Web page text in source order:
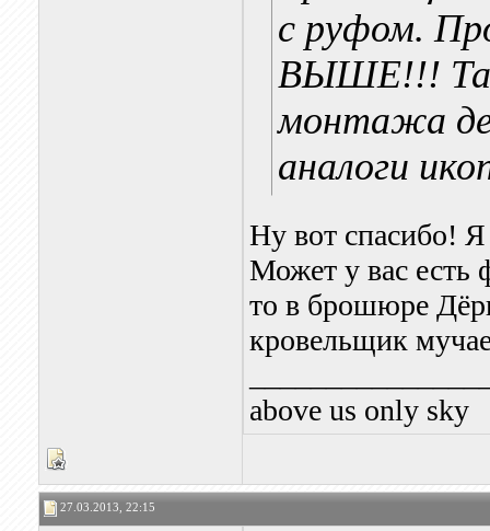
с руфом.
ВЫШЕ!!!
монтажа
аналоги
Ну вот спасибо!
Может у вас есть
то в брошюре
кровельщик
above us only sky
27.03.2013, 22:15